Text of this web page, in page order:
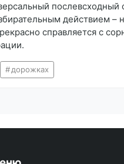
действием
справляется с
дорожках